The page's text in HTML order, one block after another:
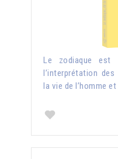
Le zodiaque est
l’interprétation
la vie de l’homme et